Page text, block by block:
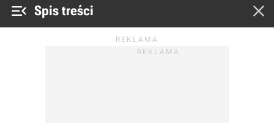
 Spis treści 